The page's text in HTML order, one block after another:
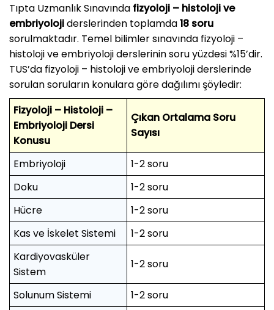
Tıpta Uzmanlık Sınavında fizyoloji – histoloji ve
embriyolojiderslerinden toplamda18 soru
sorulmaktadır. Temel bilimler sınavında fizyoloji –
histoloji ve embriyoloji derslerinin soru yüzdesi %15’dir.
TUS’da fizyoloji – histoloji ve embriyoloji derslerinde
sorulan soruların konulara göre dağılımı şöyledir:
Fizyoloji – Histoloji –
Embriyoloji Dersi
Konusu
Çıkan Ortalama Soru
Sayısı
Embriyoloji
1-2 soru
Doku
1-2 soru
Hücre
1-2 soru
Kas ve İskelet Sistemi
1-2 soru
Kardiyovasküler
Sistem
1-2 soru
Solunum Sistemi
1-2 soru